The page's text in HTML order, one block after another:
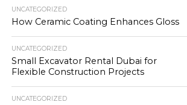
UNCATEGORIZED
How Ceramic Coating Enhances Gloss
UNCATEGORIZED
Small Excavator Rental Dubai for
Flexible Construction Projects
UNCATEGORIZED